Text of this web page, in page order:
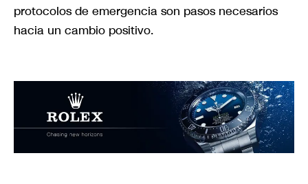
protocolos de emergencia son pasos necesarios
hacia un cambio positivo.